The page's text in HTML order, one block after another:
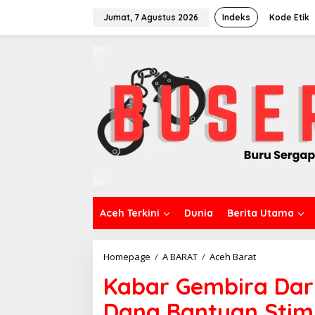
Jumat, 7 Agustus 2026 Indeks Kode Etik
Aceh Terkini Dunia Berita Utama
Homepage / A BARAT / Aceh Barat
b
a
r
Kabar Gembira